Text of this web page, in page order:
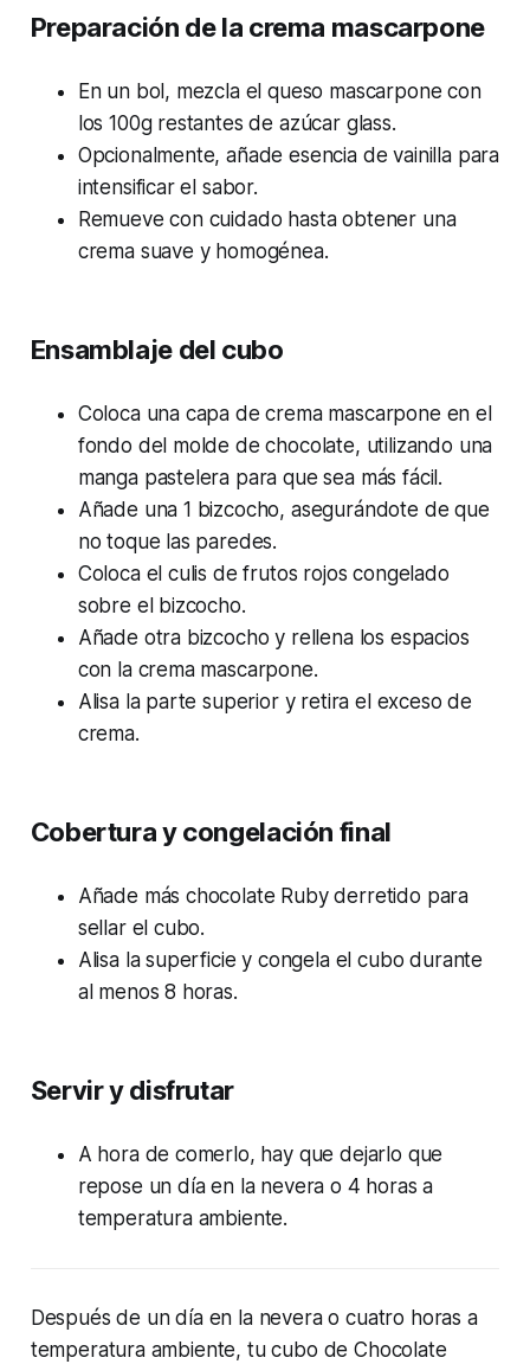
Preparación de la crema mascarpone
En un bol, mezcla el queso mascarpone con
los 100g restantes de azúcar glass.
Opcionalmente, añade esencia de vainilla para
intensificar el sabor.
Remueve con cuidado hasta obtener una
crema suave y homogénea.
Ensamblaje del cubo
Coloca una capa de crema mascarpone en el
fondo del molde de chocolate, utilizando una
manga pastelera para que sea más fácil.
Añade una 1 bizcocho, asegurándote de que
no toque las paredes.
Coloca el culis de frutos rojos congelado
sobre el bizcocho.
Añade otra bizcocho y rellena los espacios
con la crema mascarpone.
Alisa la parte superior y retira el exceso de
crema.
Cobertura y congelación final
Añade más chocolate Ruby derretido para
sellar el cubo.
Alisa la superficie y congela el cubo durante
al menos 8 horas.
Servir y disfrutar
A hora de comerlo, hay que dejarlo que
repose un día en la nevera o 4 horas a
temperatura ambiente.
Después de un día en la nevera o cuatro horas a
temperatura ambiente, tu cubo de Chocolate